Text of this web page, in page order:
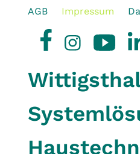
AGB Impressum